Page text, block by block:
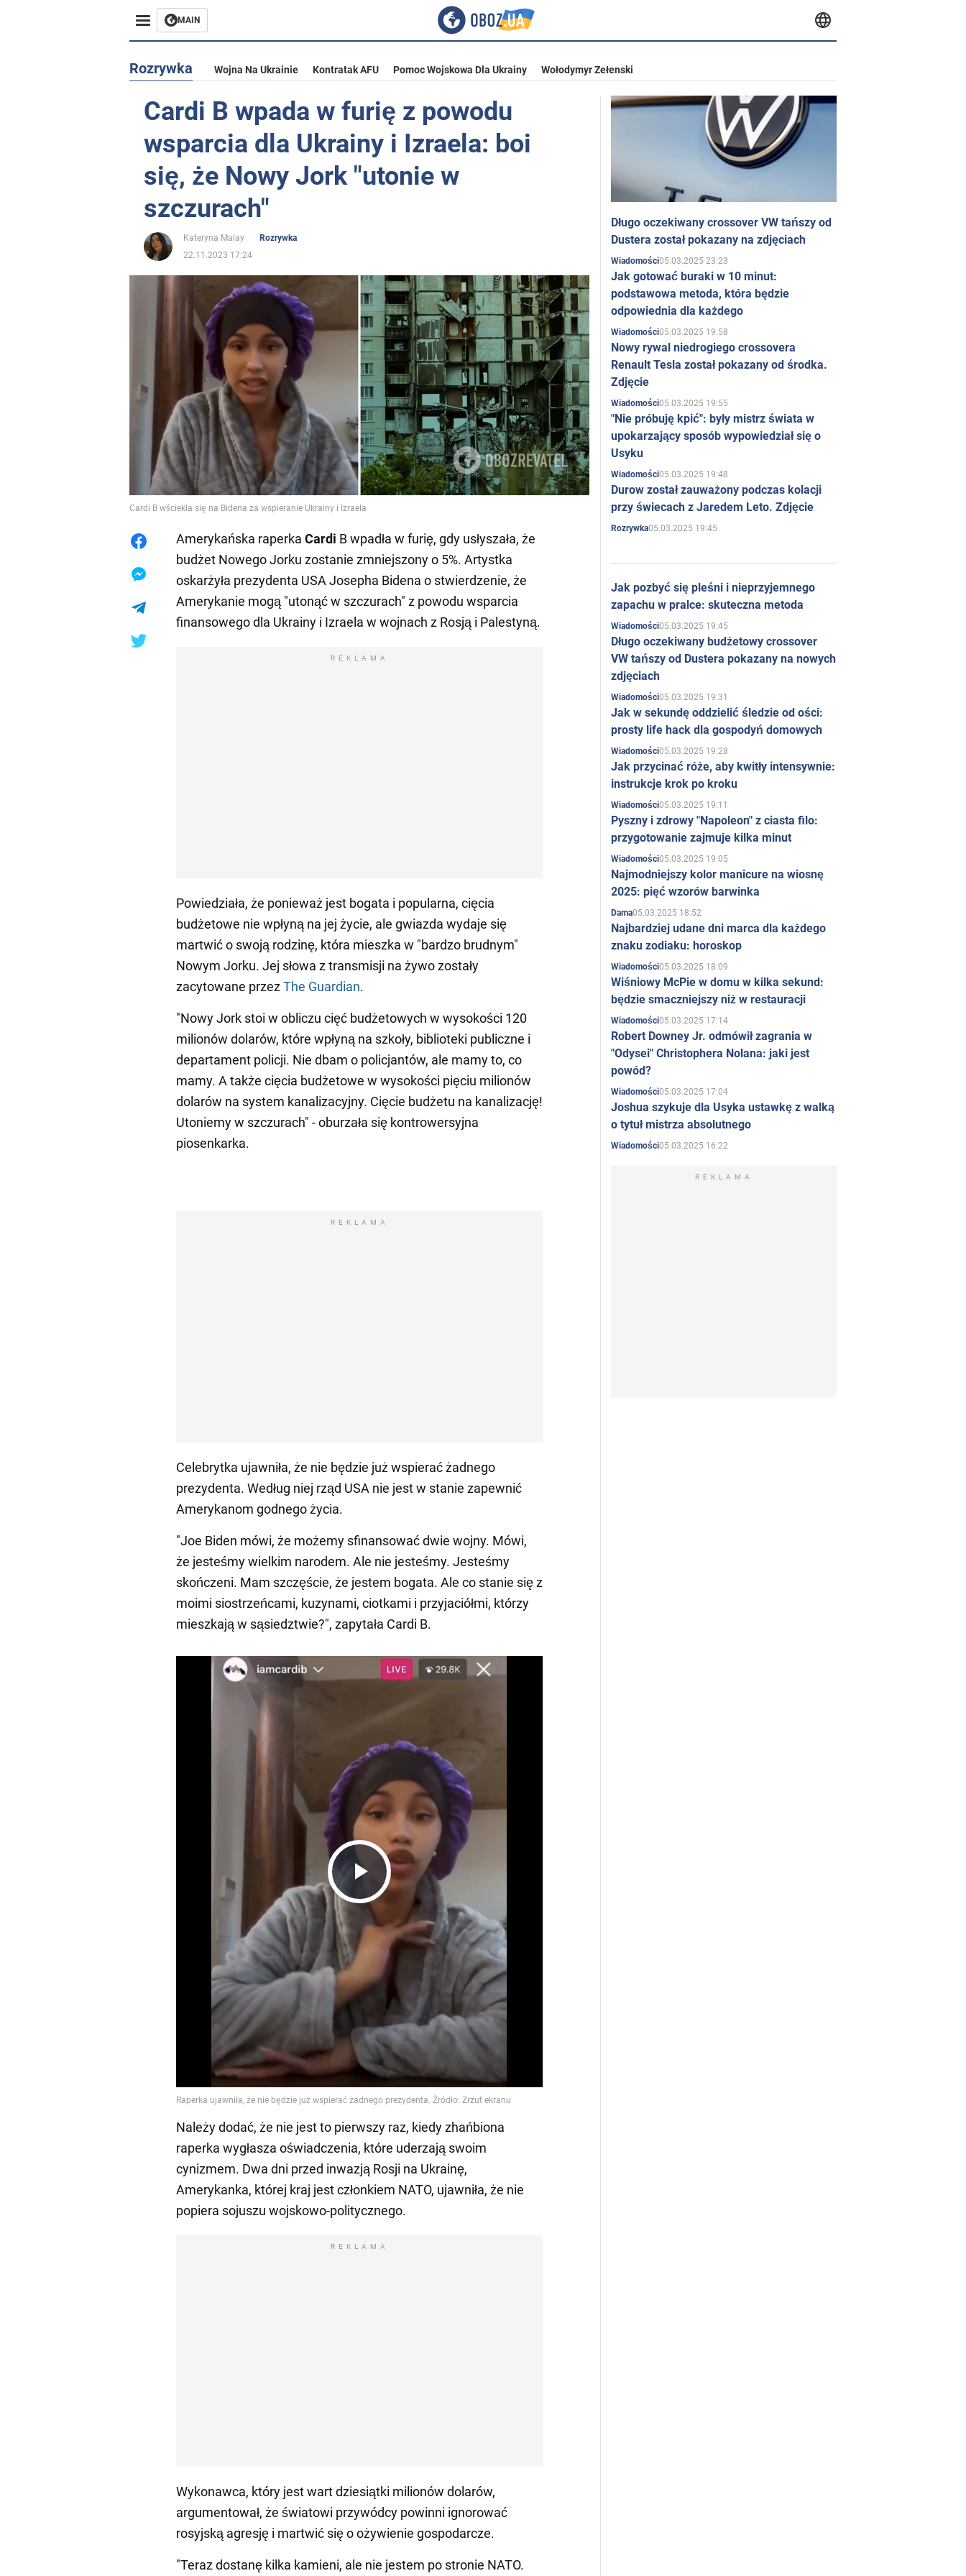
MAIN
Rozrywka Wojna Na Ukrainie Kontratak AFU Pomoc Wojskowa Dla Ukrainy Wołodymyr Zełenski
Cardi B wpada w furię z powodu
wsparcia dla Ukrainy i Izraela: boi
się, że Nowy Jork "utonie w
szczurach"
Kateryna Malay
Rozrywka
22.11.2023 17:24
Cardi B wściekła się na Bidena za wspieranie Ukrainy i Izraela
Amerykańska raperka Cardi B wpadła w furię, gdy usłyszała, że
budżet Nowego Jorku zostanie zmniejszony o 5%. Artystka
oskarżyła prezydenta USA Josepha Bidena o stwierdzenie, że
Amerykanie mogą "utonąć w szczurach" z powodu wsparcia
finansowego dla Ukrainy i Izraela w wojnach z Rosją i Palestyną.
REKLAMA
Powiedziała, że ponieważ jest bogata i popularna, cięcia
budżetowe nie wpłyną na jej życie, ale gwiazda wydaje się
martwić o swoją rodzinę, która mieszka w "bardzo brudnym"
Nowym Jorku. Jej słowa z transmisji na żywo zostały
zacytowane przezThe Guardian.
"Nowy Jork stoi w obliczu cięć budżetowych w wysokości 120
milionów dolarów, które wpłyną na szkoły, biblioteki publiczne i
departament policji. Nie dbam o policjantów, ale mamy to, co
mamy. A także cięcia budżetowe w wysokości pięciu milionów
dolarów na system kanalizacyjny. Cięcie budżetu na kanalizację!
Utoniemy w szczurach" - oburzała się kontrowersyjna
piosenkarka.
REKLAMA
Celebrytka ujawniła, że nie będzie już wspierać żadnego
prezydenta. Według niej rząd USA nie jest w stanie zapewnić
Amerykanom godnego życia.
"Joe Biden mówi, że możemy sfinansować dwie wojny. Mówi,
że jesteśmy wielkim narodem. Ale nie jesteśmy. Jesteśmy
skończeni. Mam szczęście, że jestem bogata. Ale co stanie się z
moimi siostrzeńcami, kuzynami, ciotkami i przyjaciółmi, którzy
mieszkają w sąsiedztwie?", zapytała Cardi B.
Play
Video
Należy dodać, że nie jest to pierwszy raz, kiedy zhańbiona
raperka wygłasza oświadczenia, które uderzają swoim
cynizmem. Dwa dni przed inwazją Rosji na Ukrainę,
Amerykanka, której kraj jest członkiem NATO, ujawniła, że nie
popiera sojuszu wojskowo-politycznego.
REKLAMA
Wykonawca, który jest wart dziesiątki milionów dolarów,
argumentował, że światowi przywódcy powinni ignorować
rosyjską agresję i martwić się o ożywienie gospodarcze.
"Teraz dostanę kilka kamieni, ale nie jestem po stronie NATO.
Długo oczekiwany crossover VW tańszy od
Dustera został pokazany na zdjęciach
Wiadomości05.03.2025 23:23
Jak gotować buraki w 10 minut:
podstawowa metoda, która będzie
odpowiednia dla każdego
Wiadomości05.03.2025 19:58
Nowy rywal niedrogiego crossovera
Renault Tesla został pokazany od środka.
Zdjęcie
Wiadomości05.03.2025 19:55
"Nie próbuję kpić": były mistrz świata w
upokarzający sposób wypowiedział się o
Usyku
Wiadomości05.03.2025 19:48
Durow został zauważony podczas kolacji
przy świecach z Jaredem Leto. Zdjęcie
Rozrywka05.03.2025 19:45
Jak pozbyć się pleśni i nieprzyjemnego
zapachu w pralce: skuteczna metoda
Wiadomości05.03.2025 19:45
Długo oczekiwany budżetowy crossover
VW tańszy od Dustera pokazany na nowych
zdjęciach
Wiadomości05.03.2025 19:31
Jak w sekundę oddzielić śledzie od ości:
prosty life hack dla gospodyń domowych
Wiadomości05.03.2025 19:28
Jak przycinać róże, aby kwitły intensywnie:
instrukcje krok po kroku
Wiadomości05.03.2025 19:11
Pyszny i zdrowy "Napoleon" z ciasta filo:
przygotowanie zajmuje kilka minut
Wiadomości05.03.2025 19:05
Najmodniejszy kolor manicure na wiosnę
2025: pięć wzorów barwinka
Dama05.03.2025 18:52
Najbardziej udane dni marca dla każdego
znaku zodiaku: horoskop
Wiadomości05.03.2025 18:09
Wiśniowy McPie w domu w kilka sekund:
będzie smaczniejszy niż w restauracji
Wiadomości05.03.2025 17:14
Robert Downey Jr. odmówił zagrania w
"Odysei" Christophera Nolana: jaki jest
powód?
Wiadomości05.03.2025 17:04
Joshua szykuje dla Usyka ustawkę z walką
o tytuł mistrza absolutnego
Wiadomości05.03.2025 16:22
REKLAMA